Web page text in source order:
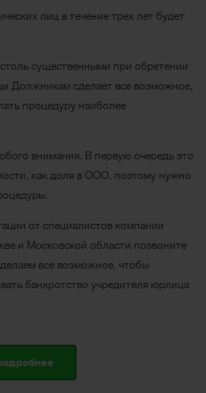
лиц в течение трех лет будет
существенными при обретении
Должникам сделает все возможное,
процедуру наиболее
внимания. В первую очередь это
как доля в ООО, поэтому нужно
от специалистов компании
и Московской области позвоните
все возможное, чтобы
банкротство учредителя юрлица